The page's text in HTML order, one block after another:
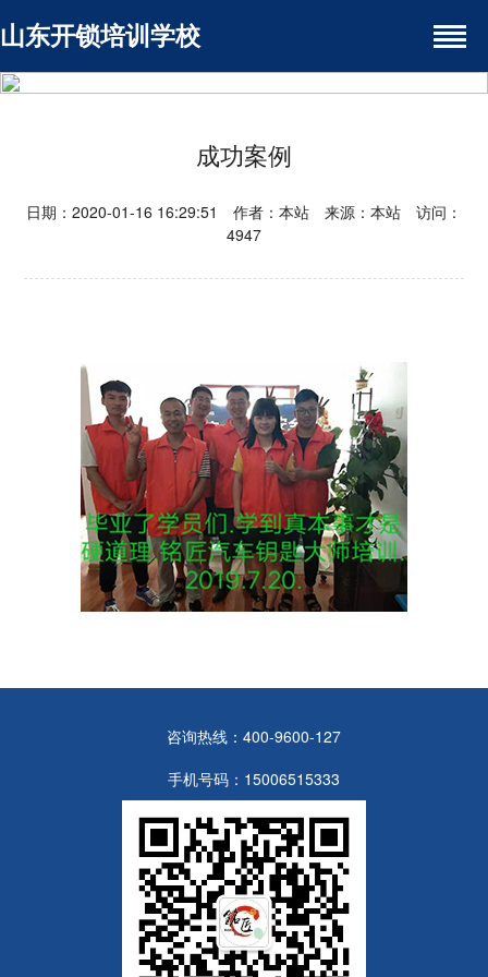
山东开锁培训学校
成功案例
日期：2020-01-16 16:29:51 作者：本站 来源：本站 访问：
4947
咨询热线：400-9600-127
手机号码：15006515333